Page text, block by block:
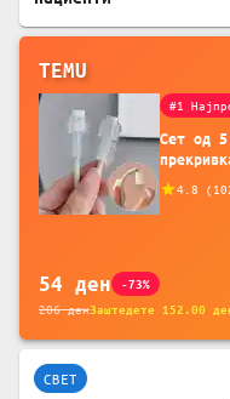
TEMU
#1
Сет од 5
4.8 (
54 ден -73%
206денЗаштедете 152.00
СВЕТ